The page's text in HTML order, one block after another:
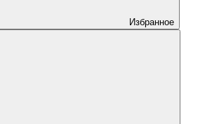
Избранное